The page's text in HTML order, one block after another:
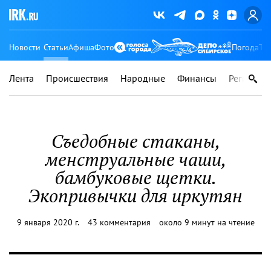
Новости СтатьиАфишаФото Погода
Лента Происшествия Народные Финансы Регионы
Съедобные стаканы,
менструальные чаши,
бамбуковые щетки.
Экопривычки для иркутян
9 января 2020 г. 43 комментария около 9 минут на чтение